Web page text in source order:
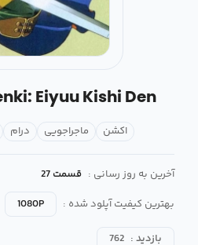
Eiyuu Kishi Den
اکشن ماجراجویی درام
آخرین به روز رسانی : قسمت 27
بهترین کیفیت آپلود شده :
1080P
بازدید : 762